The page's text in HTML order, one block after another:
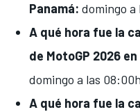
Panamá: domingo a
A qué hora fue la
de MotoGP 2026 en
domingo a las 08:00h
A qué hora fue la